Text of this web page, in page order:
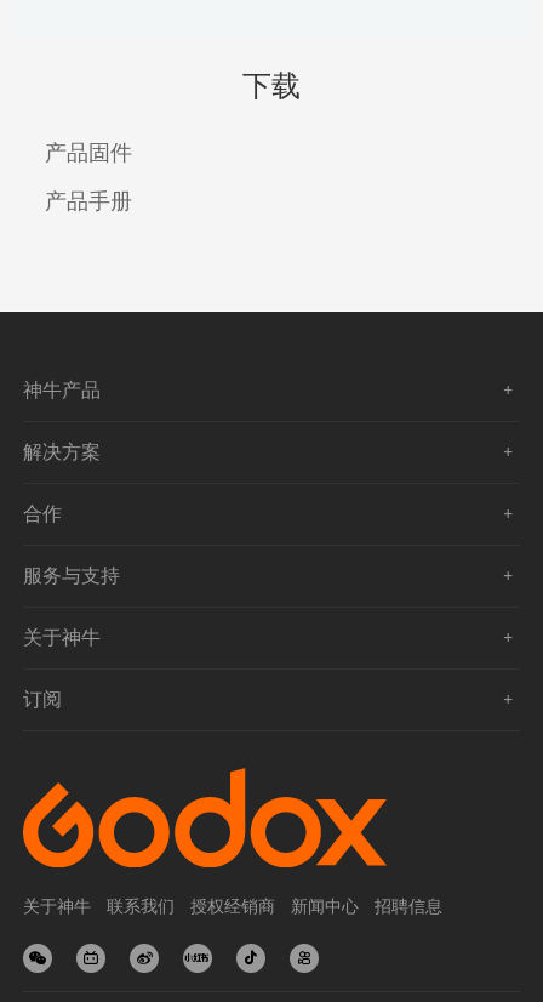
下载
产品固件
产品手册
神牛产品
解决方案
合作
服务与支持
关于神牛
订阅
关于神牛 联系我们 授权经销商 新闻中心 招聘信息